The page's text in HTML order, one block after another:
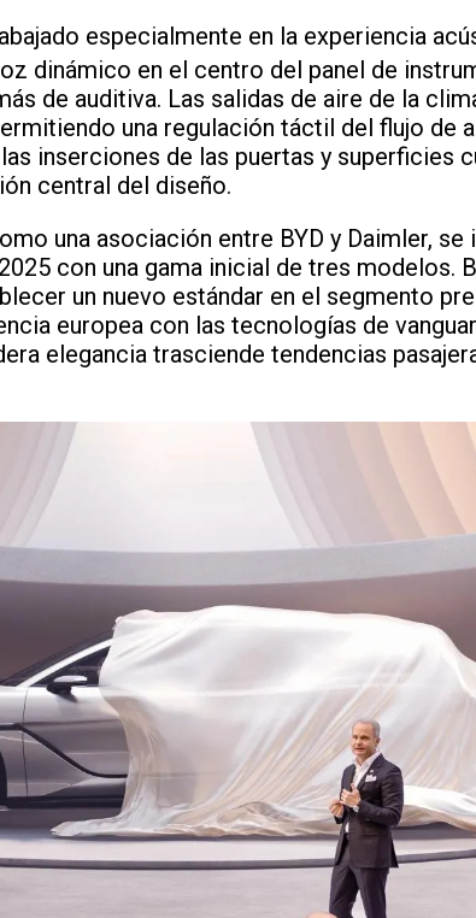
especialmente en la experiencia
dinámico en el centro del panel de
de auditiva. Las salidas de aire de la
una regulación táctil del flujo de
inserciones de las puertas y superficies
central del diseño.
una asociación entre BYD y Daimler,
con una gama inicial de tres modelos.
un nuevo estándar en el segmento
europea con las tecnologías de
elegancia trasciende tendencias